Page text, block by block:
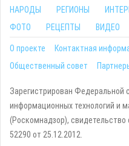
НАРОДЫ РЕГИОНЫ
ФОТО
РЕЦЕПТЫ ВИДЕО
О проекте Контактная
Общественный совет
Зарегистрирован Федеральной
информационных технологий и
(Роскомнадзор),
52290 от 25.12.2012.